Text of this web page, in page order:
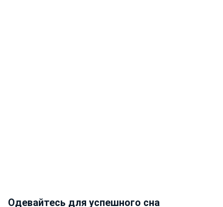
Одевайтесь для успешного сна